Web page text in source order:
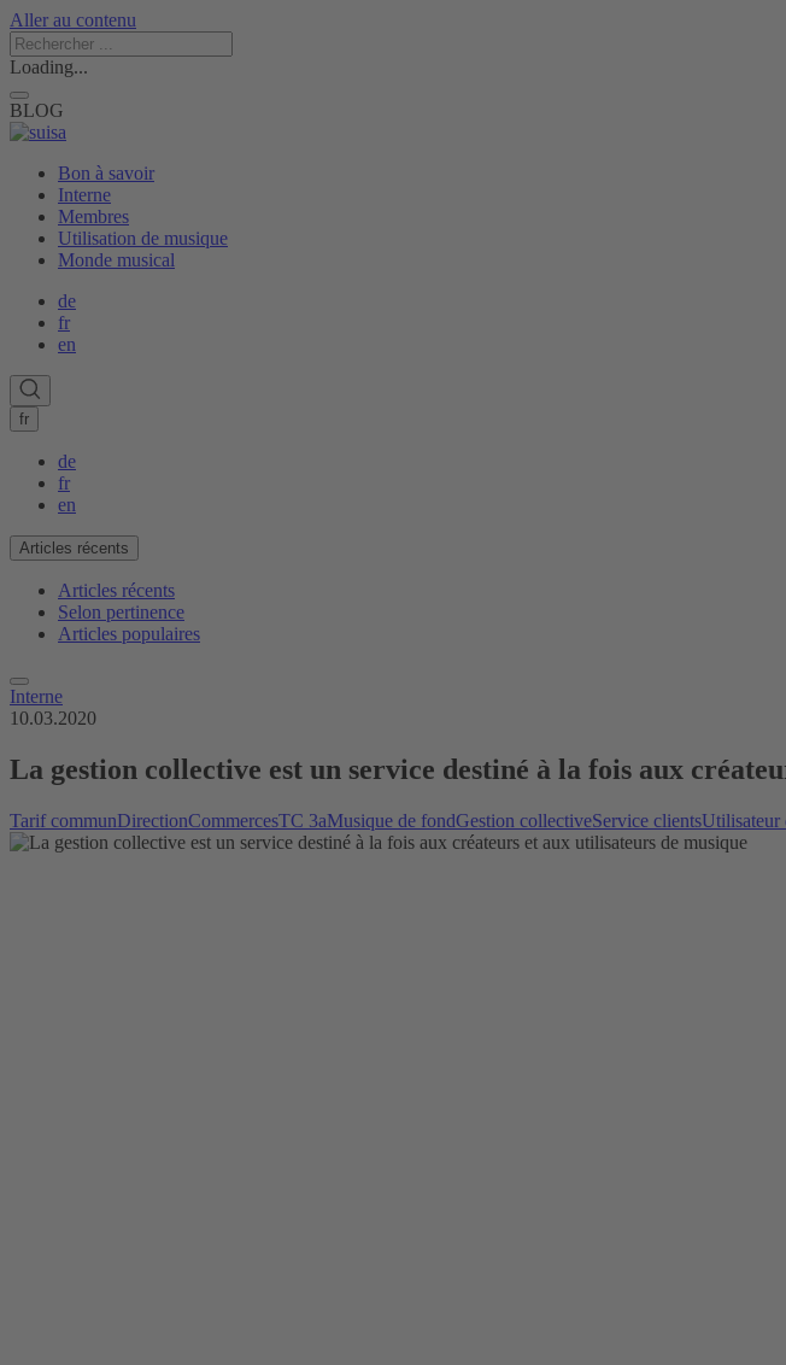
Aller au contenu
Loading...
BLOG
Bon à savoir
Interne
Membres
Utilisation de musique
Monde musical
de
fr
en
fr
de
fr
en
Articles récents
Articles récents
Selon pertinence
Articles populaires
Interne
10.03.2020
La gestion collective est un service destiné à la fois aux
Tarif communDirectionCommercesTC 3aMusique de fondGestion collectiveService clientsUtilisateur